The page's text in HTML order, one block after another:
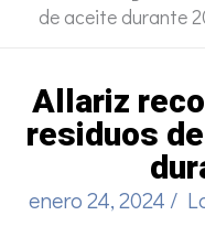
de aceite durante
Allariz
residuos
enero 24, 2024 /